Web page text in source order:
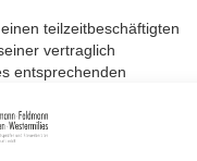
teilzeitbeschäftigten
vertraglich
entsprechenden
Arbeitszeitwünsche